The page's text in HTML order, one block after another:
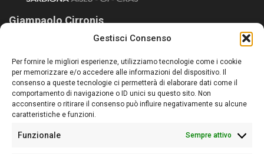
Gestisci Consenso
Per fornire le migliori esperienze, utilizziamo tecnologie come i cookie
per memorizzare e/o accedere alle informazioni del dispositivo. Il
consenso a queste tecnologie ci permetterà di elaborare dati come il
comportamento di navigazione o ID unici su questo sito. Non
acconsentire o ritirare il consenso può influire negativamente su alcune
caratteristiche e funzioni.
Funzionale Sempre attivo
Giampaolo Cirronis
Sardegna Ieri-Oggi-Domani nasce per informare “liberamente” i
lettori su quanto accade in Sardegna, con un occhio rivolto al
nostro passato e, soprattutto, al nostro futuro
Follow Us